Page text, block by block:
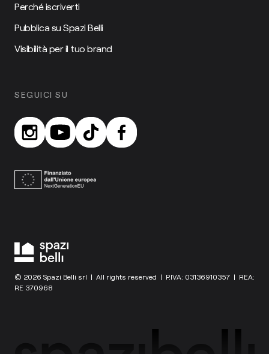
Perché iscriverti
Pubblica su Spazi Belli
Visibilità per il tuo brand
SEGUICI SU
© 2026 Spazi Belli srl | All rights reserved | P.IVA: 03136910357 | REA:
RE 370968